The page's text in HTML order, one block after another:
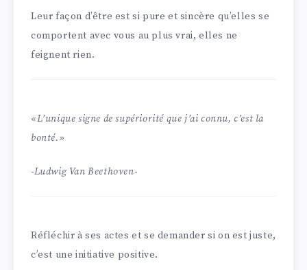
Leur façon d’être est si pure et sincère qu’elles se
comportent avec vous au plus vrai, elles ne
feignent rien.
«L’unique signe de supériorité que j’ai connu, c’est la
bonté.»
-Ludwig Van Beethoven-
Réfléchir à ses actes et se demander si on est juste,
c’est une initiative positive.